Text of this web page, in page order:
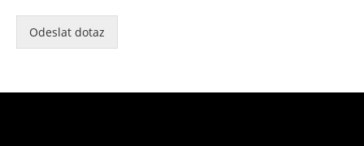
Odeslat dotaz